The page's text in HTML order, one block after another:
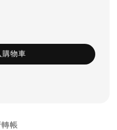
購物車
帳